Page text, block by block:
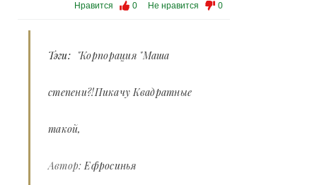
Нравится 0 Не нравится 0
Тэги: "Корпорация "Маша
степени?!Пикачу Квадратные
такой
Автор:Ефросинья